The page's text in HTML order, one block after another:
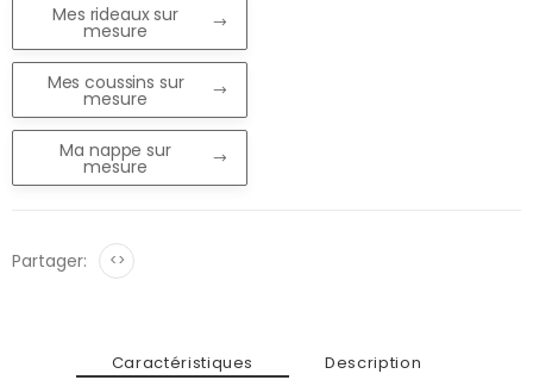
Mes rideaux sur
mesure
Mes coussins sur
mesure
Ma nappe sur
mesure
Partager: <>
Caractéristiques
Description